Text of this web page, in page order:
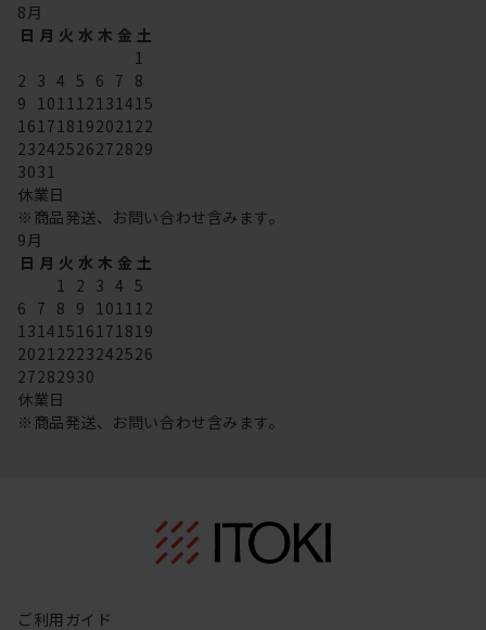
8月
日 月 火 水 木 金 土
1
2 3 4 5 6 7 8
9 101112131415
16171819202122
23242526272829
3031
休業日
※商品発送、お問い合わせ含みます。
9月
日 月 火 水 木 金 土
1 2 3 4 5
6 7 8 9 101112
13141516171819
20212223242526
27282930
休業日
※商品発送、お問い合わせ含みます。
ご利用ガイド